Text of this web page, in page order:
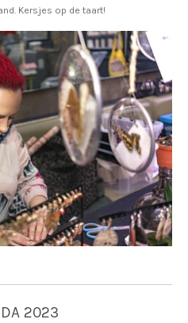
Kersjes op de taart!
2023